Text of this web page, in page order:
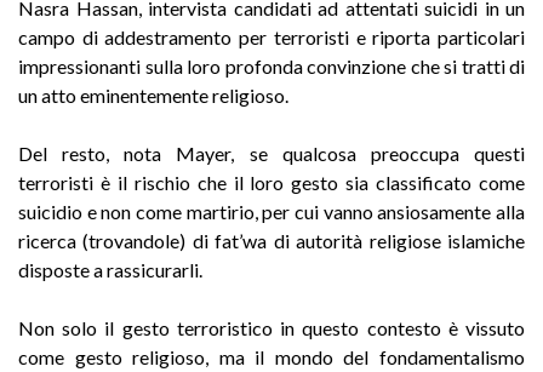
Nasra Hassan, intervista candidati ad attentati suicidi in un
campo di addestramento per terroristi e riporta particolari
impressionanti sulla loro profonda convinzione che si tratti di
un atto eminentemente religioso.
Del resto, nota Mayer, se qualcosa preoccupa questi
terroristi è il rischio che il loro gesto sia classificato come
suicidio e non come martirio, per cui vanno ansiosamente alla
ricerca (trovandole) di fat’wa di autorità religiose islamiche
disposte a rassicurarli.
Non solo il gesto terroristico in questo contesto è vissuto
come gesto religioso, ma il mondo del fondamentalismo